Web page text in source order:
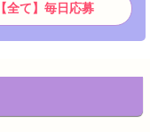
【全て】毎日応募